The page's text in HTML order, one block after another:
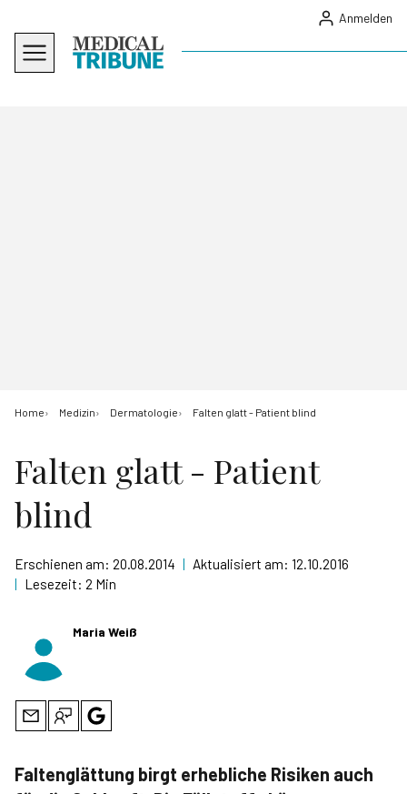
Anmelden
Home Medizin Dermatologie Falten glatt - Patient blind
Falten glatt - Patient
blind
Erschienen am: 20.08.2014 | Aktualisiert am: 12.10.2016
| Lesezeit: 2 Min
Maria Weiß
Faltenglättung birgt erhebliche Risiken auch